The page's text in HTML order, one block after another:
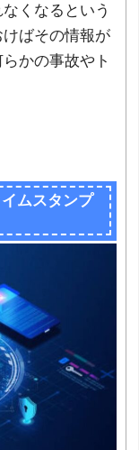
くなるという
ばその情報が
かの事故やト
ムスタンプ